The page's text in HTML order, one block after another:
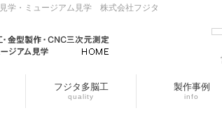
学・ミュージアム見学 株式会社フジタ
フジタ多脳工
quality
製作事例
info